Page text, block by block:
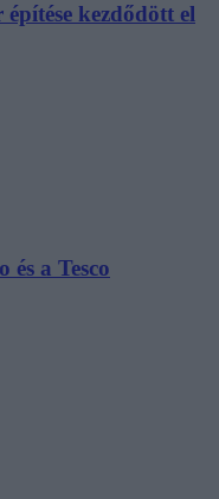
kezdődött el
a Tesco